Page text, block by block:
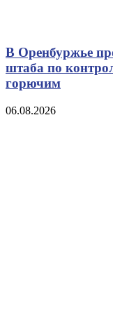
В Оренбуржье
штаба по
горючим
06.08.2026